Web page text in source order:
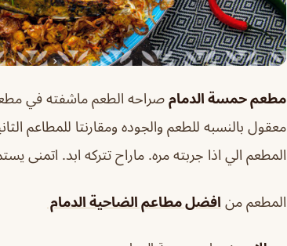
مطعم حمسة الدمام صراحه الطعم ماشفته في
معقول بالنسبه للطعم والجوده ومقارنتا للمطاعم
المطعم الي اذا جربته مره. ماراح تتركه ابد. اتمنى
المطعم من افضل مطاعم الضاحية الدمام